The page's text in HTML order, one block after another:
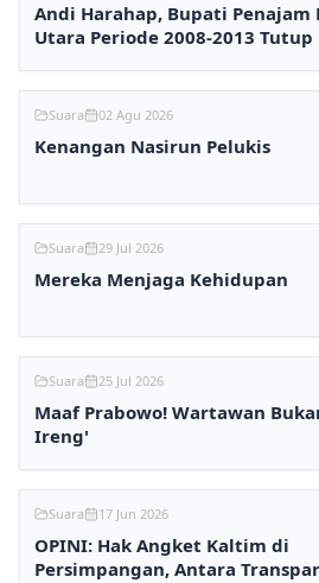
Andi Harahap, Bupati Penajam
Utara Periode 2008-2013 Tutup
Suara 02 Agu 2026
Kenangan Nasirun Pelukis
Suara 29 Jul 2026
Mereka Menjaga Kehidupan
Suara 25 Jul 2026
Maaf Prabowo! Wartawan
Ireng'
Suara 17 Jun 2026
OPINI: Hak Angket Kaltim di
Persimpangan, Antara